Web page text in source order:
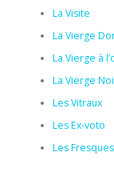
CONTACT
La Visite
La Vierge
La Vierge à
La Vierge
Les Vitraux
Les Ex-voto
Les